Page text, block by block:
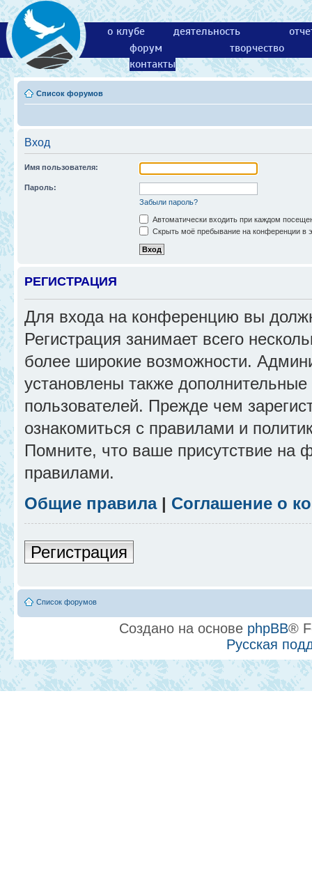
о клубе деятельность
форум
творчество
контакты
Список форумов
Вход
Имя пользователя:
Пароль:
Забыли пароль?
Автоматически входить при каждом
Скрыть моё пребывание на конференции в
РЕГИСТРАЦИЯ
Для входа на конференцию вы
Регистрация занимает всего
более широкие возможности.
установлены также
пользователей. Прежде чем
ознакомиться с правилами и
Помните, что ваше присутствие на
правилами.
Общие правила| Соглашение о
Регистрация
Список форумов
Создано на основе phpBB®
Русская